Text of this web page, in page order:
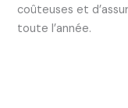
coûteuses et
toute l’année.